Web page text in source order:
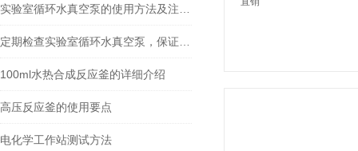
100ml水热合成反应釜的详细介绍
高压反应釜的使用要点
电化学工作站测试方法